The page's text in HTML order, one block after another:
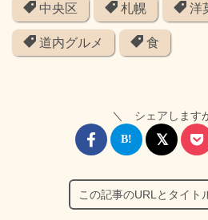
中央区 札幌 洋
道内グルメ 食
＼ シェアします
この記事のURLとタイト